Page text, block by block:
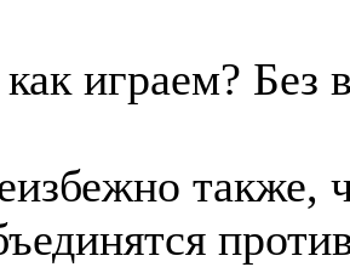
играем? Без
также,